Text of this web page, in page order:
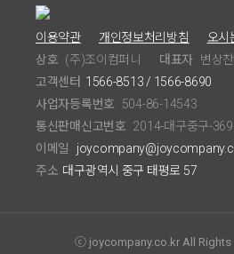
이용약관 개인정보처리방침
오시
상호 (주)조이컴퍼니 대표자 변상찬
고객센터 1566-8513 / 1566-8690
사업자등록번호
504-86-14543
통신판매신고번호 2014-대구중구-
이메일
주소 대구광역시 중구 태평로 57
ⓒ joycompany.co.kr All Rights